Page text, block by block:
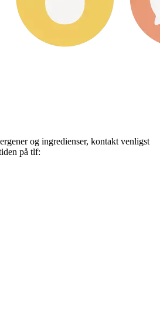
og ingredienser, kontakt venligst
på tlf: